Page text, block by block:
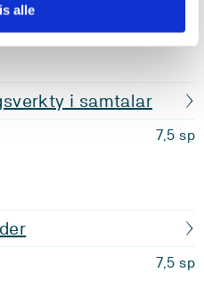
alle
i samtalar
7,5 sp
7,5 sp